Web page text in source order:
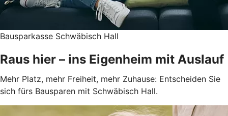
Bausparkasse Schwäbisch Hall
Raus hier – ins Eigenheim mit Auslauf
Mehr Platz, mehr Freiheit, mehr Zuhause: Entscheiden Sie
sich fürs Bausparen mit Schwäbisch Hall.